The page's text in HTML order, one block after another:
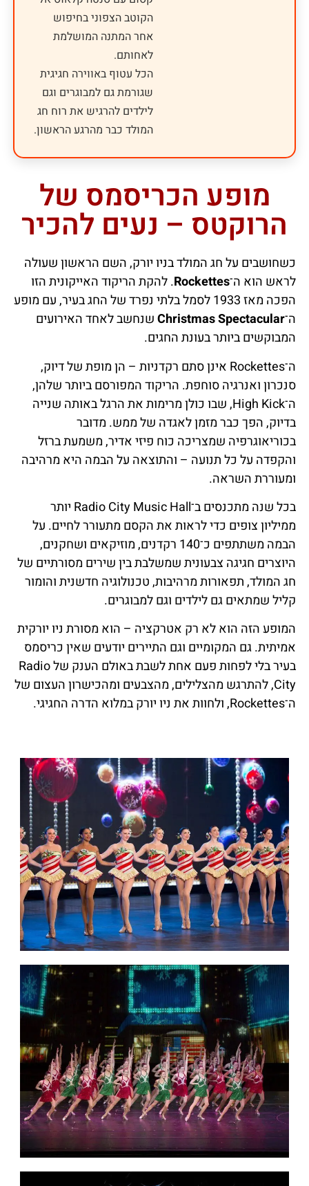
הקוטב הצפוני בחיפוש
אחר המתנה המושלמת
לאחותם.
הכל עטוף באווירה חגיגית
שגורמת גם למבוגרים וגם
לילדים להרגיש את רוח חג
המולד כבר מהרגע הראשון.
מופע הכריסמס של
הרוקטס – נעים להכיר
כשחושבים על חג המולד בניו יורק, השם הראשון שעולה
לראש הוא ה־Rockettes. להקת הריקוד האייקונית הזו
הפכה מאז 1933 לסמל בלתי נפרד של החג בעיר, עם מופע
ה־Christmas Spectacularשנחשב לאחד האירועים
המבוקשים ביותר בעונת החגים.
ה־Rockettes אינן סתם רקדניות – הן מופת של דיוק,
סנכרון ואנרגיה סוחפת. הריקוד המפורסם ביותר שלהן,
ה־High Kick, שבו כולן מרימות את הרגל באותה שנייה
בדיוק, הפך כבר מזמן לאגדה של ממש. מדובר
בכוריאוגרפיה שמצריכה כוח פיזי אדיר, משמעת ברזל
והקפדה על כל תנועה – והתוצאה על הבמה היא מרהיבה
ומעוררת השראה.
בכל שנה מתכנסים ב־Radio City Music Hall יותר
ממיליון צופים כדי לראות את הקסם מתעורר לחיים. על
הבמה משתתפים כ־140 רקדנים, מוזיקאים ושחקנים,
היוצרים חגיגה צבעונית שמשלבת בין שירים מסורתיים של
חג המולד, תפאורות מרהיבות, טכנולוגיה חדשנית והומור
קליל שמתאים גם לילדים וגם למבוגרים.
המופע הזה הוא לא רק אטרקציה – הוא מסורת ניו יורקית
אמיתית. גם המקומיים וגם התיירים יודעים שאין כריסמס
בעיר בלי לפחות פעם אחת לשבת באולם הענק של Radio
City, להתרגש מהצלילים, מהצבעים ומהכישרון העצום של
ה־Rockettes, ולחוות את ניו יורק במלוא הדרה החגיגי.